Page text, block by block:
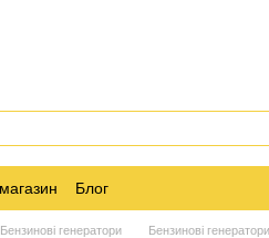
Блог
Бензинові генератори
Бензинові